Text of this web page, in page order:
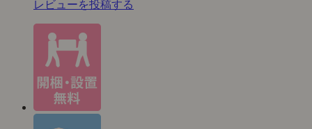
レビューを投稿する